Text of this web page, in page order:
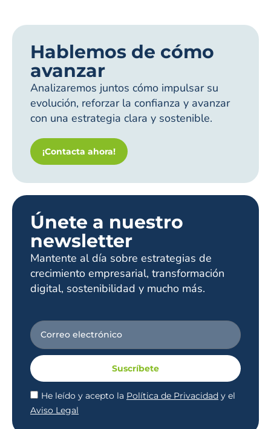
Hablemos de cómo
avanzar
Analizaremos juntos cómo impulsar su
evolución, reforzar la confianza y avanzar
con una estrategia clara y sostenible.
¡Contacta ahora!
Únete a nuestro
newsletter
Mantente al día sobre estrategias de
crecimiento empresarial, transformación
digital, sostenibilidad y mucho más.
He leído y acepto la Política de Privacidad y el
Aviso Legal
Suscríbete